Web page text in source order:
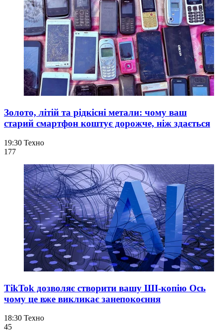
Золото, літій та рідкісні метали: чому ваш
старий смартфон коштує дорожче, ніж здається
19:30 Техно
177
TikTok дозволяє створити вашу ШІ-копію Ось
чому це вже викликає занепокоєння
18:30 Техно
45